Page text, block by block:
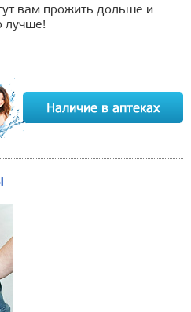
вам прожить дольше и
лучше!